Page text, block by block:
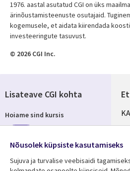
1976. aastal asutatud CGI on üks
ärinõustamisteenuste osutajaid.
kogemusele, et aidata kiirendada
investeeringute tasuvust.
© 2026 CGI Inc.
Lisateave CGI kohta
Hoiame sind kursis
Nõusolek küpsiste kasutamiseks
Sujuva ja turvalise veebisaidi